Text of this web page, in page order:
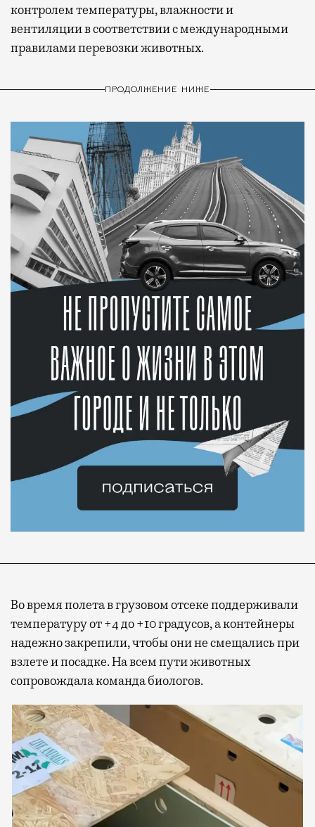
контролем температуры, влажности и
вентиляции в соответствии с международными
правилами перевозки животных.
ПРОДОЛЖЕНИЕ НИЖЕ
Во время полета в грузовом отсеке поддерживали
температуру от +4 до +10 градусов, а контейнеры
надежно закрепили, чтобы они не смещались при
взлете и посадке. На всем пути животных
сопровождала команда биологов.